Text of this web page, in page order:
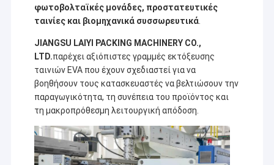
φωτοβολταϊκές μονάδες, προστατευτικές
ταινίες και βιομηχανικά συσσωρευτικά.
JIANGSU LAIYI PACKING MACHINERY CO.,
LTD.παρέχει αξιόπιστες γραμμές εκτόξευσης
ταινιών EVA που έχουν σχεδιαστεί για να
βοηθήσουν τους κατασκευαστές να βελτιώσουν την
παραγωγικότητα, τη συνέπεια του προϊόντος και
τη μακροπρόθεσμη λειτουργική απόδοση.